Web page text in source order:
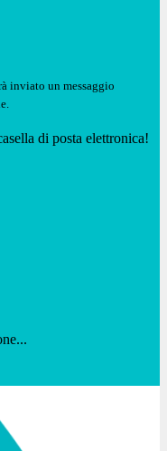
inviato un messaggio
di posta elettronica!